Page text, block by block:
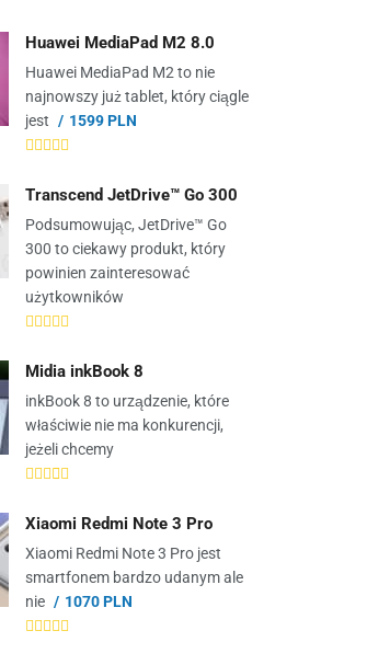
Huawei MediaPad M2 8.0
Huawei MediaPad M2 to nie
najnowszy już tablet, który ciągle
jest
1599 PLN
Transcend JetDrive™ Go 300
Podsumowując, JetDrive™ Go
300 to ciekawy produkt, który
powinien zainteresować
użytkowników
Midia inkBook 8
inkBook 8 to urządzenie, które
właściwie nie ma konkurencji,
jeżeli chcemy
Xiaomi Redmi Note 3 Pro
Xiaomi Redmi Note 3 Pro jest
smartfonem bardzo udanym ale
nie
1070 PLN